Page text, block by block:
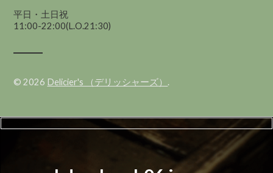
平日・土日祝
11:00-22:00(L.O.21:30)
© 2026 Delicier's （デリッシャーズ） .